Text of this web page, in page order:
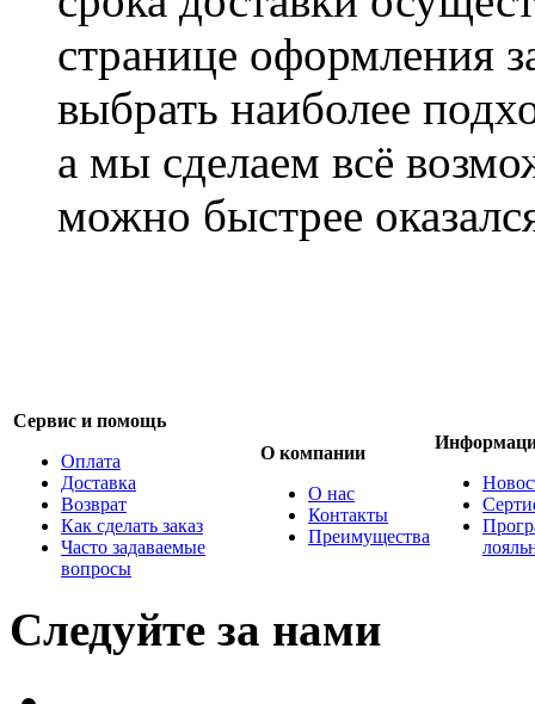
странице оформления
выбрать наиболее
а мы сделаем всё
можно быстрее
Сервис и помощь
Оплата
Доставка
Возврат
Как сделать заказ
Часто задаваемые
вопросы
О компании
О нас
Контакты
Преимущества
Следуйте за нами